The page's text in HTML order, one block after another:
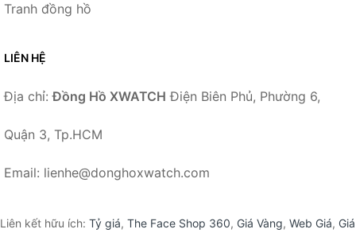
Tranh đồng hồ
LIÊN HỆ
Địa chỉ:Đồng Hồ XWATCH Điện Biên Phủ, Phường 6,
Quận 3, Tp.HCM
Email: lienhe@donghoxwatch.com
Liên kết hữu ích: Tỷ giá, The Face Shop 360, Giá Vàng, Web Giá, Giá